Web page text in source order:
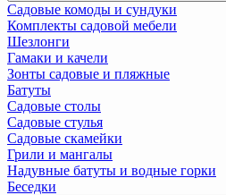
Садовые комоды и сундуки
Комплекты садовой мебели
Шезлонги
Гамаки и качели
Зонты садовые и пляжные
Батуты
Садовые столы
Садовые стулья
Садовые скамейки
Грили и мангалы
Надувные батуты и водные горки
Беседки